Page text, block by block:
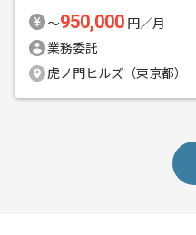
〜950,000 円／月
業務委託
虎ノ門ヒルズ（東京都）